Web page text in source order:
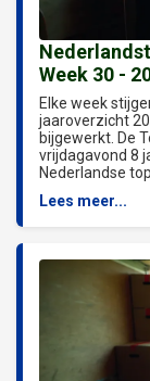
Week 30 -
Elke week
jaaroverzicht
bijgewerkt. De
vrijdagavond 8
Nederlandse
Lees meer...